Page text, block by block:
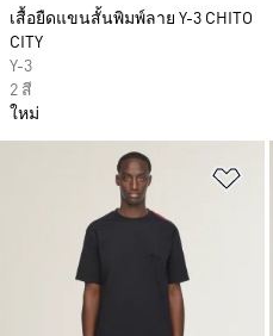
เสื้อยืดแขนสั้นพิมพ์ลาย Y-3 CHITO
CITY
Y-3
2 สี
ใหม่
เ